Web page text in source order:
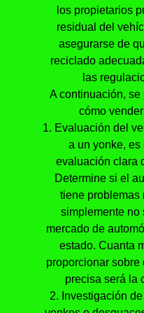
los propietarios
residual del
asegurarse de
reciclado
las
A continuación,
cómo
1. Evaluación del
a un yonke, es
evaluación clara
Determine si el
tiene problemas
simplemente no
mercado de
estado. Cuanta
proporcionar
precisa será la
2. Investigación